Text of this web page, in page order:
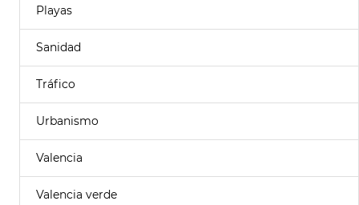
Playas
Sanidad
Tráfico
Urbanismo
Valencia
Valencia verde